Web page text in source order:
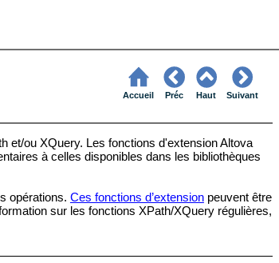
Accueil Préc Haut Suivant
et/ou XQuery. Les fonctions d'extension Altova
à celles disponibles dans les bibliothèques
opérations. Ces fonctions d’extensionpeuvent être
sur les fonctions XPath/XQuery régulières,